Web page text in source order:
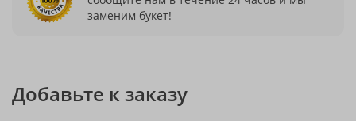
заменим букет!
Добавьте к заказу